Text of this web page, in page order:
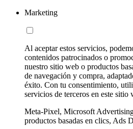
Marketing
Al aceptar estos servicios,
contenidos patrocinados o
nuestro sitio web o productos
de navegación y compra,
éxito. Con tu consentimiento,
servicios de terceros en este sitio
Meta-Pixel, Microsoft
productos basadas en clics, Ads